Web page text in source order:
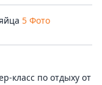
5 Фото
класс по отдыху от